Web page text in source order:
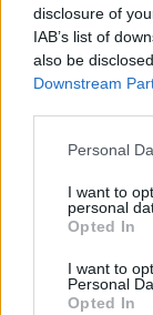
disclosure of
IAB’s list of
also be
Downstream
Please note
not limited to
grant or deny
use your data
consent section.
Personal
I want to
personal
Opted In
I want to
Personal
Opted In
Pesce
mondo
I più famosi
Andrea Medda · 1 Apr